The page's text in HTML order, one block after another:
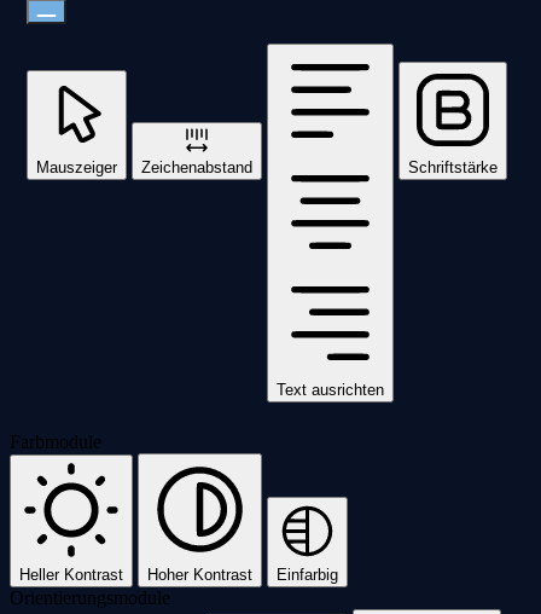
Mauszeiger Zeichenabstand
Text ausrichten
Schriftstärke
Farbmodule
Heller Kontrast Hoher Kontrast Einfarbig
Orientierungsmodule